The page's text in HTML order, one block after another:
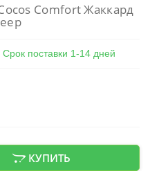
Comfort Жаккард
Срок поставки 1-14 дней
КУПИТЬ